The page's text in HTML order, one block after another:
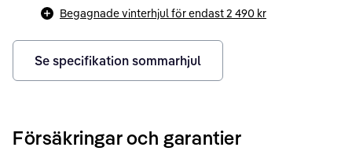
Begagnade vinterhjul för endast2 490 kr
Se specifikation sommarhjul
Försäkringar och garantier